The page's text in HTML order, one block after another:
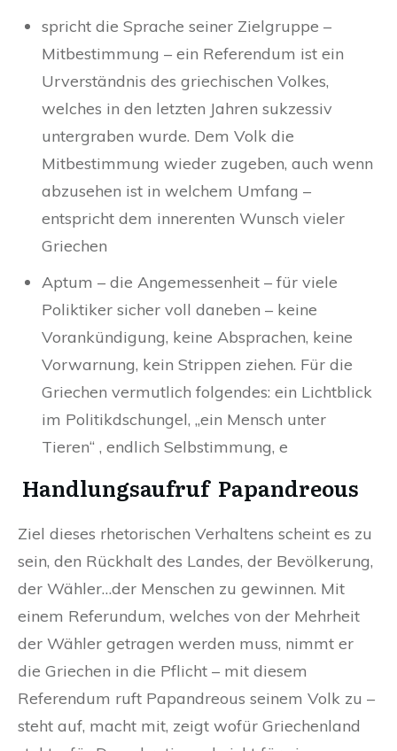
spricht die Sprache seiner Zielgruppe –
Mitbestimmung – ein Referendum ist ein
Urverständnis des griechischen Volkes,
welches in den letzten Jahren sukzessiv
untergraben wurde. Dem Volk die
Mitbestimmung wieder zugeben, auch wenn
abzusehen ist in welchem Umfang –
entspricht dem innerenten Wunsch vieler
Griechen
Aptum – die Angemessenheit – für viele
Poliktiker sicher voll daneben – keine
Vorankündigung, keine Absprachen, keine
Vorwarnung, kein Strippen ziehen. Für die
Griechen vermutlich folgendes: ein Lichtblick
im Politikdschungel, „ein Mensch unter
Tieren“ , endlich Selbstimmung, e
Handlungsaufruf Papandreous
Ziel dieses rhetorischen Verhaltens scheint es zu
sein, den Rückhalt des Landes, der Bevölkerung,
der Wähler…der Menschen zu gewinnen. Mit
einem Referundum, welches von der Mehrheit
der Wähler getragen werden muss, nimmt er
die Griechen in die Pflicht – mit diesem
Referendum ruft Papandreous seinem Volk zu –
steht auf, macht mit, zeigt wofür Griechenland